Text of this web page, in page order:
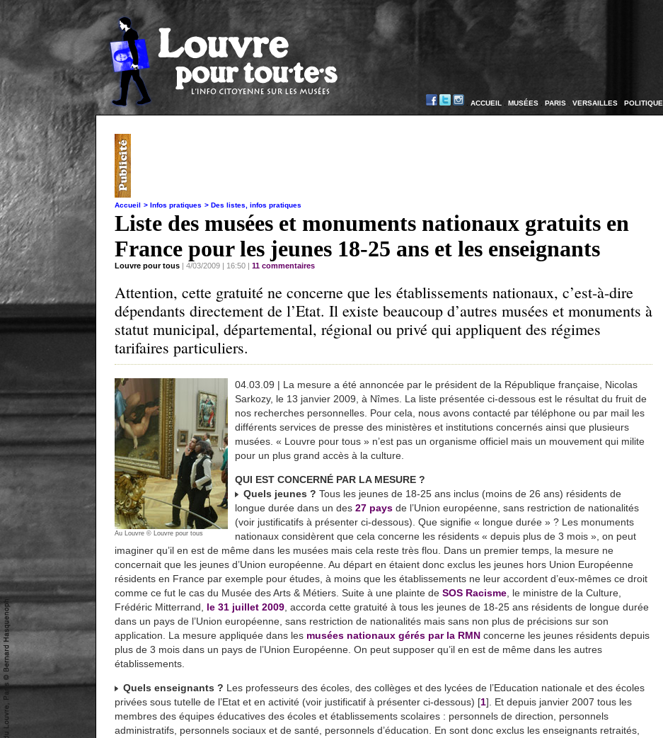
ACCUEIL MUSÉES PARIS VERSAILLES POLITIQUE
Accueil > Infos pratiques > Des listes, infos pratiques
Liste des musées et monuments nationaux gratuits en
France pour les jeunes 18-25 ans et les enseignants
Louvre pour tous | 4/03/2009 | 16:50 | 11 commentaires
Attention, cette gratuité ne concerne que les établissements nationaux, c’est-à-dire
dépendants directement de l’Etat. Il existe beaucoup d’autres musées et monuments à
statut municipal, départemental, régional ou privé qui appliquent des régimes
tarifaires particuliers.
Au Louvre © Louvre pour tous
04.03.09 | La mesure a été annoncée par le président de la République française, Nicolas
Sarkozy, le 13 janvier 2009, à Nîmes. La liste présentée ci-dessous est le résultat du fruit de
nos recherches personnelles. Pour cela, nous avons contacté par téléphone ou par mail les
différents services de presse des ministères et institutions concernés ainsi que plusieurs
musées. « Louvre pour tous » n’est pas un organisme officiel mais un mouvement qui milite
pour un plus grand accès à la culture.
QUI EST CONCERNÉ PAR LA MESURE ?
Quels jeunes ? Tous les jeunes de 18-25 ans inclus (moins de 26 ans) résidents de
longue durée dans un des 27 pays de l’Union européenne, sans restriction de nationalités
(voir justificatifs à présenter ci-dessous). Que signifie « longue durée » ? Les monuments
nationaux considèrent que cela concerne les résidents « depuis plus de 3 mois », on peut
imaginer qu’il en est de même dans les musées mais cela reste très flou. Dans un premier temps, la mesure ne
concernait que les jeunes d’Union européenne. Au départ en étaient donc exclus les jeunes hors Union Européenne
résidents en France par exemple pour études, à moins que les établissements ne leur accordent d’eux-mêmes ce droit
comme ce fut le cas du Musée des Arts & Métiers. Suite à une plainte de SOS Racisme, le ministre de la Culture,
Frédéric Mitterrand, le 31 juillet 2009, accorda cette gratuité à tous les jeunes de 18-25 ans résidents de longue durée
dans un pays de l’Union européenne, sans restriction de nationalités mais sans non plus de précisions sur son
application. La mesure appliquée dans les musées nationaux gérés par la RMN concerne les jeunes résidents depuis
plus de 3 mois dans un pays de l’Union Européenne. On peut supposer qu’il en est de même dans les autres
établissements.
Quels enseignants ? Les professeurs des écoles, des collèges et des lycées de l’Education nationale et des écoles
privées sous tutelle de l’Etat et en activité (voir justificatif à présenter ci-dessous) [1]. Et depuis janvier 2007 tous les
membres des équipes éducatives des écoles et établissements scolaires : personnels de direction, personnels
administratifs, personnels sociaux et de santé, personnels d’éducation. En sont donc exclus les enseignants retraités,